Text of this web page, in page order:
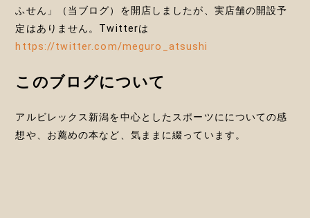
ふせん」（当ブログ）を開店しましたが、実店舗の開設予
定はありません。Twitterは
https://twitter.com/meguro_atsushi
このブログについて
アルビレックス新潟を中心としたスポーツにについての感
想や、お薦めの本など、気ままに綴っています。